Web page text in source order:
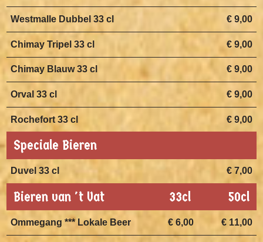
€ 9,00
Westmalle Dubbel 33 cl
€ 9,00
Chimay Tripel 33 cl
€ 9,00
Chimay Blauw 33 cl
€ 9,00
Orval 33 cl
€ 9,00
Rochefort 33 cl
Speciale Bieren
€ 7,00
Duvel 33 cl
Bieren van 't Vat 50cl
33cl
€ 11,00
€ 6,00
Ommegang *** Lokale Beer